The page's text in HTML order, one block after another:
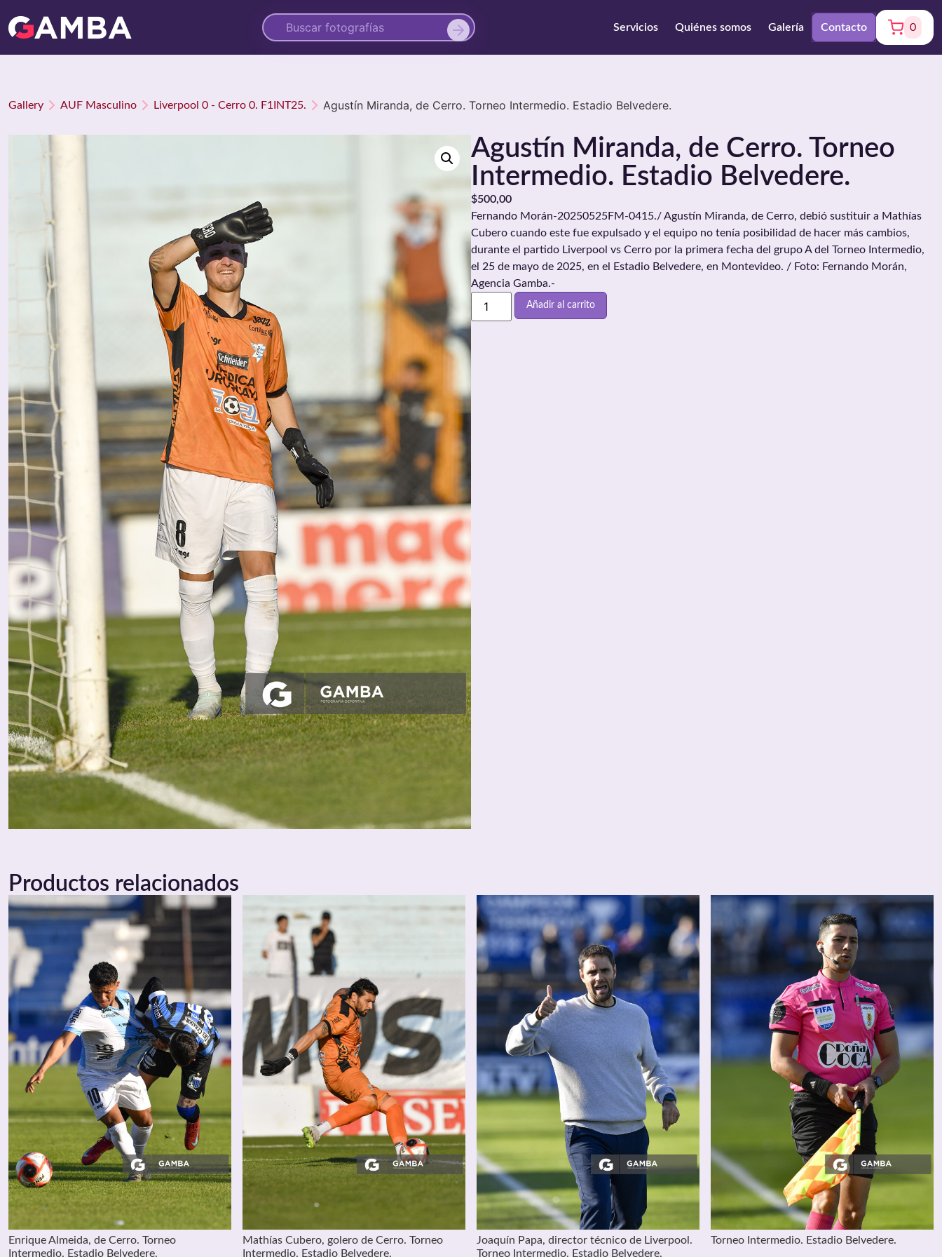
Servicios Quiénes somos Galería Contacto 0
Gallery AUF Masculino Liverpool 0 - Cerro 0. F1INT25. Agustín Miranda, de Cerro. Torneo Intermedio. Estadio Belvedere.
Agustín Miranda, de Cerro. Torneo
Intermedio. Estadio Belvedere.
$500,00
Fernando Morán-20250525FM-0415./ Agustín Miranda, de Cerro, debió sustituir a Mathías
Cubero cuando este fue expulsado y el equipo no tenía posibilidad de hacer más cambios,
durante el partido Liverpool vs Cerro por la primera fecha del grupo A del Torneo Intermedio,
el 25 de mayo de 2025, en el Estadio Belvedere, en Montevideo. / Foto: Fernando Morán,
Agencia Gamba.-
Añadir al carrito
Productos relacionados
Enrique Almeida, de Cerro. Torneo
Intermedio. Estadio Belvedere.
Mathías Cubero, golero de Cerro. Torneo
Intermedio. Estadio Belvedere.
Joaquín Papa, director técnico de Liverpool.
Torneo Intermedio. Estadio Belvedere.
Torneo Intermedio. Estadio Belvedere.